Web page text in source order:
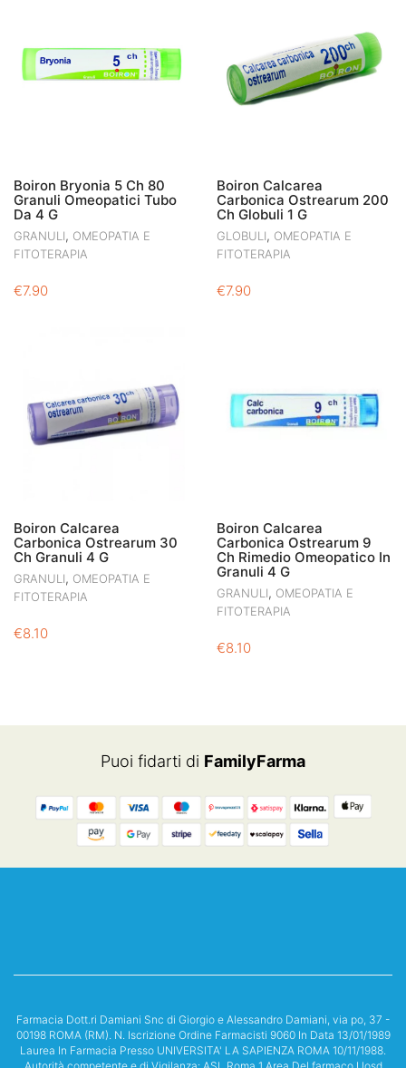
Boiron Bryonia 5 Ch 80
Granuli Omeopatici Tubo
Da 4 G
GRANULI, OMEOPATIA E
FITOTERAPIA
€7.90
Boiron Calcarea
Carbonica Ostrearum 200
Ch Globuli 1 G
GLOBULI, OMEOPATIA E
FITOTERAPIA
€7.90
Boiron Calcarea
Carbonica Ostrearum 30
Ch Granuli 4 G
GRANULI, OMEOPATIA E
FITOTERAPIA
€8.10
Boiron Calcarea
Carbonica Ostrearum 9
Ch Rimedio Omeopatico In
Granuli 4 G
GRANULI, OMEOPATIA E
FITOTERAPIA
€8.10
Puoi fidarti di FamilyFarma
Farmacia Dott.ri Damiani Snc di Giorgio e Alessandro Damiani, via po, 37 -
00198 ROMA (RM). N. Iscrizione Ordine Farmacisti 9060 In Data 13/01/1989
Laurea In Farmacia Presso UNIVERSITA' LA SAPIENZA ROMA 10/11/1988.